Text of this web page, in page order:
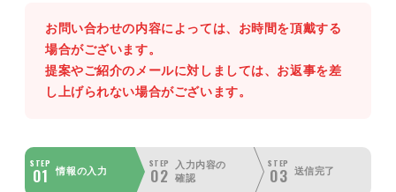
お問い合わせの内容によっては、お時間を頂戴する
場合がございます。
提案やご紹介のメールに対しましては、お返事を差
し上げられない場合がございます。
STEP
01 情報の入力
STEP
02
入力内容の
確認
STEP
03 送信完了